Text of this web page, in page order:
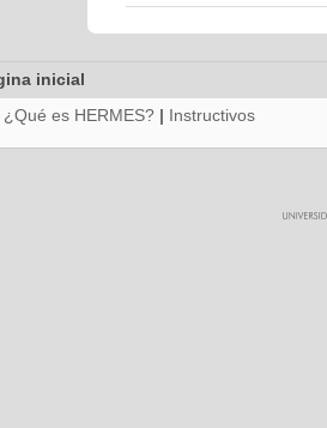
inicial
¿Qué es HERMES? | Instructivos